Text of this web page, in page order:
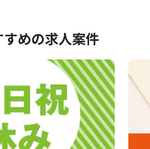
めの求人案件